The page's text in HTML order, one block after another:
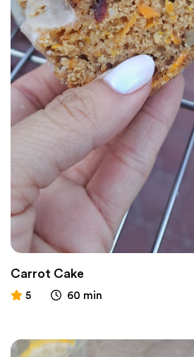
Carrot Cake
5 60 min